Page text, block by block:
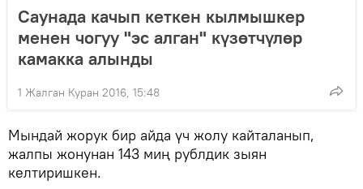
Саунада качып кеткен кылмышкер
менен чогуу "эс алган" күзөтчүлөр
камакка алынды
1 Жалган Куран 2016, 15:48
Мындай жорук бир айда үч жолу кайталанып,
жалпы жонунан 143 миң рублдик зыян
келтиришкен.